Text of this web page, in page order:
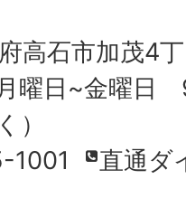
高石市加茂4丁
曜日~金曜日
）
1001
直通ダ